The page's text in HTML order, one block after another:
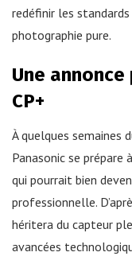
redéfinir les
photographie pure.
Une
CP+
À quelques semaines
Panasonic se prépare
qui pourrait bien
professionnelle.
héritera du capteur
avancées